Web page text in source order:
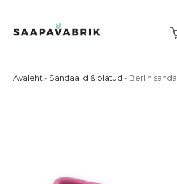
content
Avaleht - Sandaalid & plätud - Berlin